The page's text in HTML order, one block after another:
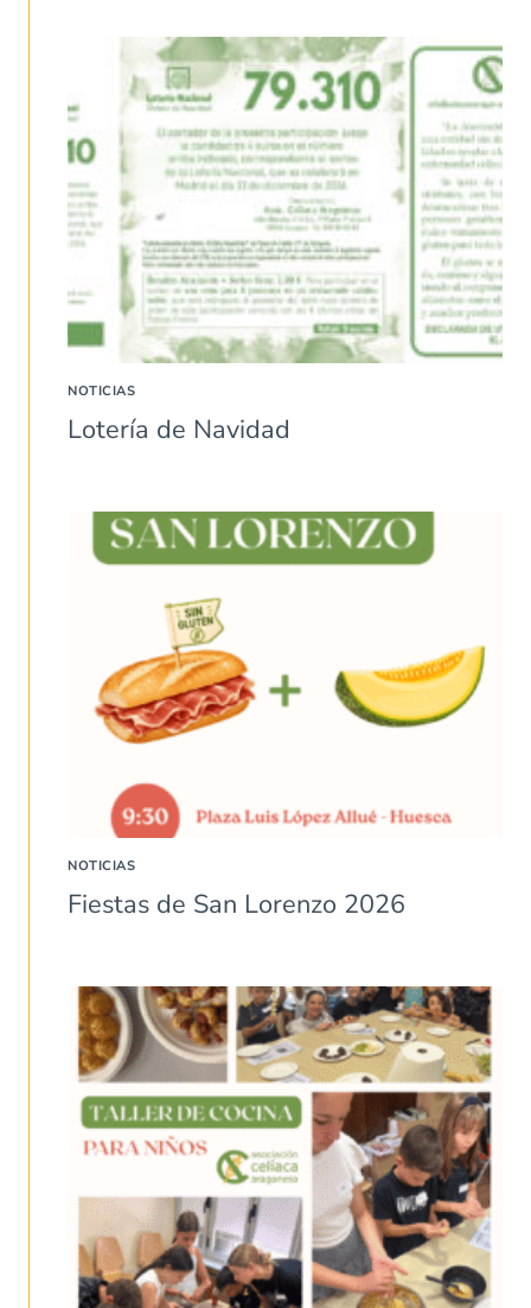
NOTICIAS
Lotería de Navidad
NOTICIAS
Fiestas de San Lorenzo 2026